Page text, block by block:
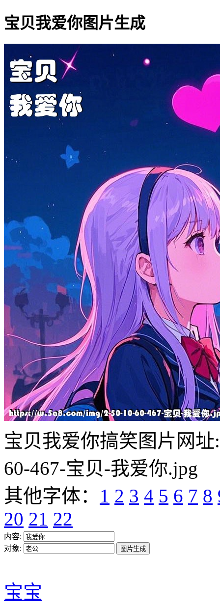
宝贝我爱你图片生成
宝贝我爱你搞笑图片网址
60-467-宝贝-我爱你.jpg
其他字体： 1 2 3 4 5 6 7 8
20 21 22
内容:
对象:
宝宝